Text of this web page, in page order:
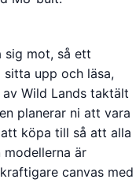
mot, så ett
upp och läsa,
Wild Lands taktält
planerar ni att vara
köpa till så att alla
modellerna är
canvas med